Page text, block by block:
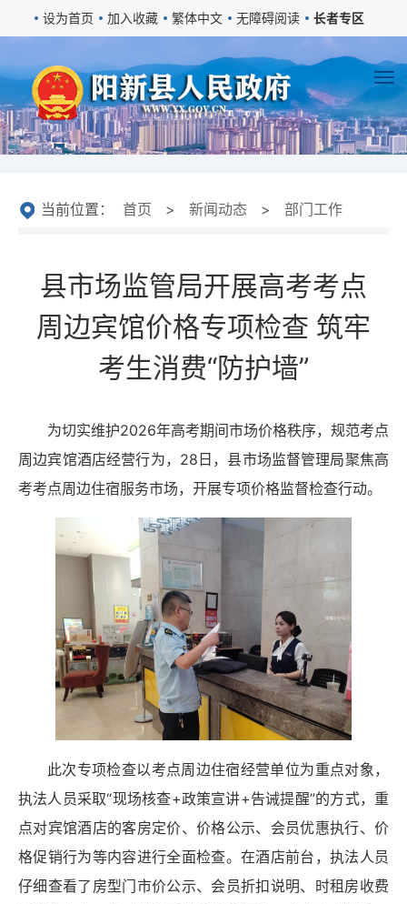
设为首页 加入收藏 繁体中文 无障碍阅读 长者专区
当前位置： 首页 > 新闻动态 > 部门工作
县市场监管局开展高考考点
周边宾馆价格专项检查 筑牢
考生消费“防护墙”
为切实维护2026年高考期间市场价格秩序，规范考点
周边宾馆酒店经营行为，28日，县市场监督管理局聚焦高
考考点周边住宿服务市场，开展专项价格监督检查行动。
此次专项检查以考点周边住宿经营单位为重点对象，
执法人员采取“现场核查+政策宣讲+告诫提醒”的方式，重
点对宾馆酒店的客房定价、价格公示、会员优惠执行、价
格促销行为等内容进行全面检查。在酒店前台，执法人员
仔细查看了房型门市价公示、会员折扣说明、时租房收费